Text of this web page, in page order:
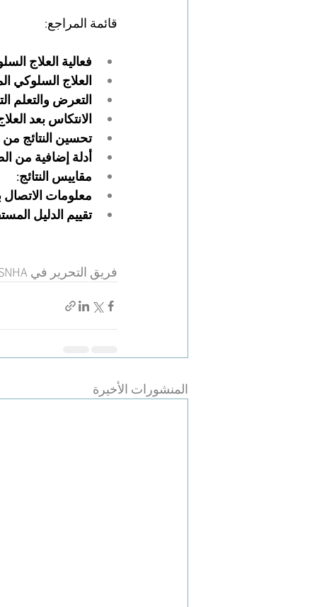
قائمة المراجع:
فعالية العلاج
العلاج السلوكي
التعرض والتعلم
الانتكاس بعد
تحسين النتائج من
أدلة إضافية من
مقاييس النتائج:
معلومات الاتصال
تقييم الدليل
فريق التحرير في SNHA
المنشورات الأخيرة